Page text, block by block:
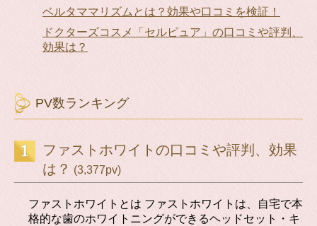
ベルタママリズムとは？効果や口コミを検証！
ドクターズコスメ「セルピュア」の口コミや評判、
効果は？
PV数ランキング
ファストホワイトの口コミや評判、効果
は？ (3,377pv)
ファストホワイトとは ファストホワイトは、自宅で本
格的な歯のホワイトニングができるヘッドセット・キ